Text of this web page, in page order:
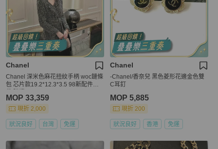
Chanel
Chanel 深米色麻花扭紋手柄 woc鏈條
包 芯片款19.2*12.3*3.5 98新配件塵
MOP 33,359
現折 2,000
狀況良好 台灣 免運
Chanel
-Chanel/香奈兒 黑色菱形花邊金色雙
C耳釘
MOP 5,885
現折 200
狀況良好 香港 免運